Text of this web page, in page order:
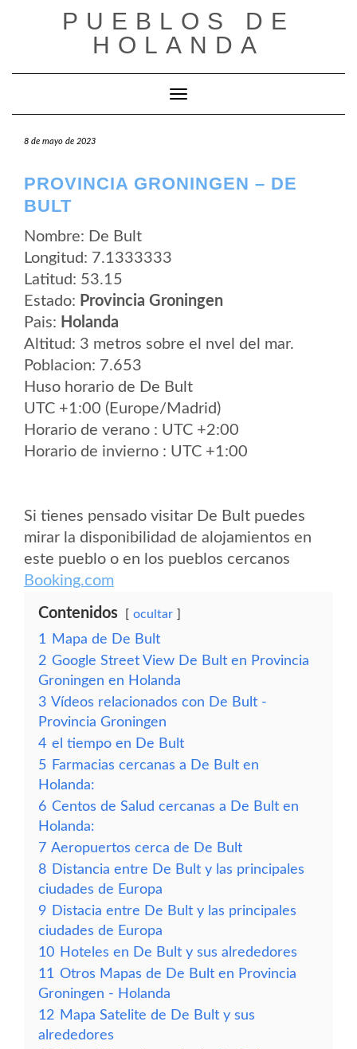
PUEBLOS DE
HOLANDA
Cambiar modo de navegación
8 de mayo de 2023
PROVINCIA GRONINGEN – DE
BULT
Nombre: De Bult
Longitud: 7.1333333
Latitud: 53.15
Estado: Provincia Groningen
Pais: Holanda
Altitud: 3 metros sobre el nvel del mar.
Poblacion: 7.653
Huso horario de De Bult
UTC +1:00 (Europe/Madrid)
Horario de verano : UTC +2:00
Horario de invierno : UTC +1:00
Si tienes pensado visitar De Bult puedes
mirar la disponibilidad de alojamientos en
este pueblo o en los pueblos cercanos
Booking.com
Contenidos ocultar
1
Mapa de De Bult
2 Google Street View De Bult en Provincia
Groningen en Holanda
3 Vídeos relacionados con De Bult -
Provincia Groningen
4 el tiempo en De Bult
5 Farmacias cercanas a De Bult en
Holanda:
6 Centos de Salud cercanas a De Bult en
Holanda:
7 Aeropuertos cerca de De Bult
8 Distancia entre De Bult y las principales
ciudades de Europa
9 Distacia entre De Bult y las principales
ciudades de Europa
10 Hoteles en De Bult y sus alrededores
11 Otros Mapas de De Bult en Provincia
Groningen - Holanda
12 Mapa Satelite de De Bult y sus
alrededores